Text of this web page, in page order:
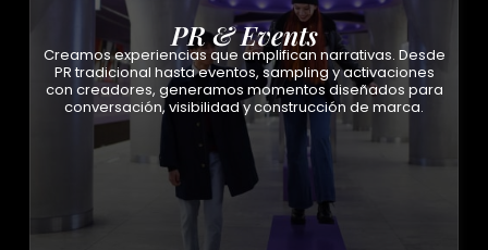
PR & Events
Creamos experiencias que amplifican narrativas. Desde
PR tradicional hasta eventos, sampling y activaciones
con creadores, generamos momentos diseñados para
conversación, visibilidad y construcción de marca.